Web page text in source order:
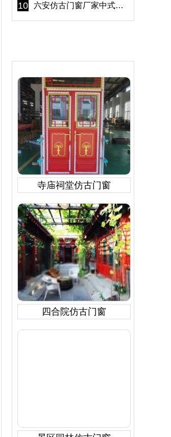
10 六安仿古门窗厂家中式仿古门窗制作 6000平米源头厂家
寺庙祠堂仿古门窗
四合院仿古门窗